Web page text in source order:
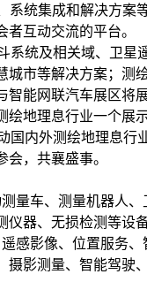
统集成和解决方
互动交流的平台。
统及相关域、卫
市等解决方案；
能网联汽车展区
地理息行业一个展
内外测绘地理息
，共襄盛事。
量车、测量机器人
器、无损检测等设备
影像、位置服务
影测量、智能驾